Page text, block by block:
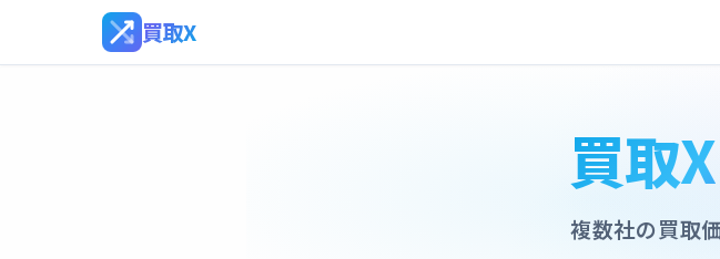
買取X
買取X
複数社の買取